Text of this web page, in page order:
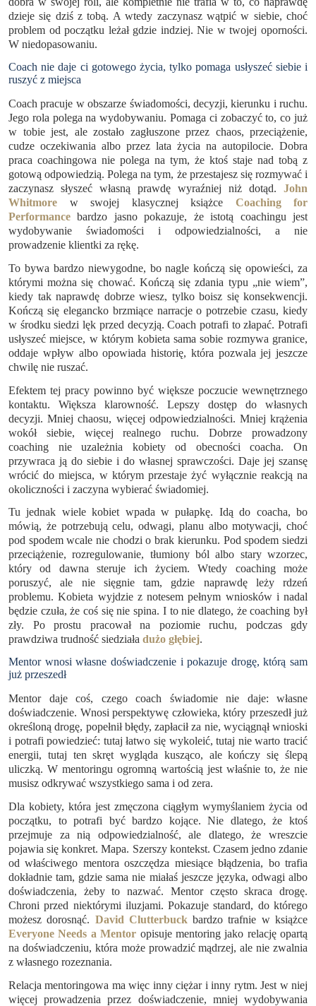
dzieje się dziś z tobą. A wtedy zaczynasz wątpić w siebie, choć
problem od początku leżał gdzie indziej. Nie w twojej oporności.
W niedopasowaniu.
Coach nie daje ci gotowego życia, tylko pomaga usłyszeć siebie i
ruszyć z miejsca
Coach pracuje w obszarze świadomości, decyzji, kierunku i ruchu.
Jego rola polega na wydobywaniu. Pomaga ci zobaczyć to, co już
w tobie jest, ale zostało zagłuszone przez chaos, przeciążenie,
cudze oczekiwania albo przez lata życia na autopilocie. Dobra
praca coachingowa nie polega na tym, że ktoś staje nad tobą z
gotową odpowiedzią. Polega na tym, że przestajesz się rozmywać i
zaczynasz słyszeć własną prawdę wyraźniej niż dotąd. John
Whitmore w swojej klasycznej książce Coaching for
Performance bardzo jasno pokazuje, że istotą coachingu jest
wydobywanie świadomości i odpowiedzialności, a nie
prowadzenie klientki za rękę.
To bywa bardzo niewygodne, bo nagle kończą się opowieści, za
którymi można się chować. Kończą się zdania typu „nie wiem”,
kiedy tak naprawdę dobrze wiesz, tylko boisz się konsekwencji.
Kończą się elegancko brzmiące narracje o potrzebie czasu, kiedy
w środku siedzi lęk przed decyzją. Coach potrafi to złapać. Potrafi
usłyszeć miejsce, w którym kobieta sama sobie rozmywa granice,
oddaje wpływ albo opowiada historię, która pozwala jej jeszcze
chwilę nie ruszać.
Efektem tej pracy powinno być większe poczucie wewnętrznego
kontaktu. Większa klarowność. Lepszy dostęp do własnych
decyzji. Mniej chaosu, więcej odpowiedzialności. Mniej krążenia
wokół siebie, więcej realnego ruchu. Dobrze prowadzony
coaching nie uzależnia kobiety od obecności coacha. On
przywraca ją do siebie i do własnej sprawczości. Daje jej szansę
wrócić do miejsca, w którym przestaje żyć wyłącznie reakcją na
okoliczności i zaczyna wybierać świadomiej.
Tu jednak wiele kobiet wpada w pułapkę. Idą do coacha, bo
mówią, że potrzebują celu, odwagi, planu albo motywacji, choć
pod spodem wcale nie chodzi o brak kierunku. Pod spodem siedzi
przeciążenie, rozregulowanie, tłumiony ból albo stary wzorzec,
który od dawna steruje ich życiem. Wtedy coaching może
poruszyć, ale nie sięgnie tam, gdzie naprawdę leży rdzeń
problemu. Kobieta wyjdzie z notesem pełnym wniosków i nadal
będzie czuła, że coś się nie spina. I to nie dlatego, że coaching był
zły. Po prostu pracował na poziomie ruchu, podczas gdy
prawdziwa trudność siedziała dużo głębiej.
Mentor wnosi własne doświadczenie i pokazuje drogę, którą sam
już przeszedł
Mentor daje coś, czego coach świadomie nie daje: własne
doświadczenie. Wnosi perspektywę człowieka, który przeszedł już
określoną drogę, popełnił błędy, zapłacił za nie, wyciągnął wnioski
i potrafi powiedzieć: tutaj łatwo się wykoleić, tutaj nie warto tracić
energii, tutaj ten skręt wygląda kusząco, ale kończy się ślepą
uliczką. W mentoringu ogromną wartością jest właśnie to, że nie
musisz odkrywać wszystkiego sama i od zera.
Dla kobiety, która jest zmęczona ciągłym wymyślaniem życia od
początku, to potrafi być bardzo kojące. Nie dlatego, że ktoś
przejmuje za nią odpowiedzialność, ale dlatego, że wreszcie
pojawia się konkret. Mapa. Szerszy kontekst. Czasem jedno zdanie
od właściwego mentora oszczędza miesiące błądzenia, bo trafia
dokładnie tam, gdzie sama nie miałaś jeszcze języka, odwagi albo
doświadczenia, żeby to nazwać. Mentor często skraca drogę.
Chroni przed niektórymi iluzjami. Pokazuje standard, do którego
możesz dorosnąć. David Clutterbuckbardzo trafnie w książce
Everyone Needs a Mentor opisuje mentoring jako relację opartą
na doświadczeniu, która może prowadzić mądrzej, ale nie zwalnia
z własnego rozeznania.
Relacja mentoringowa ma więc inny ciężar i inny rytm. Jest w niej
więcej prowadzenia przez doświadczenie, mniej wydobywania